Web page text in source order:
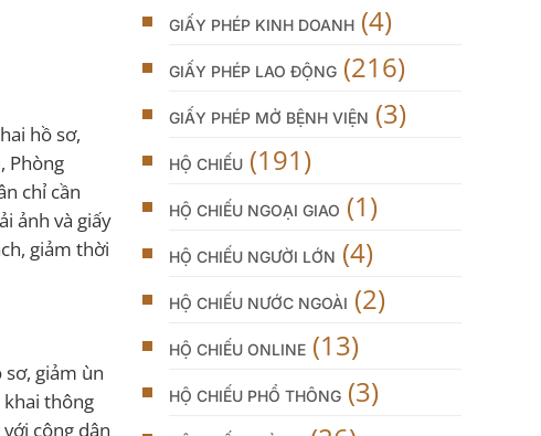
hồ sơ,
Phòng
chỉ cần
ảnh và giấy
giảm thời
giảm ùn
thông
công dân
GIẤY PHÉP KINH DOANH (4)
GIẤY PHÉP LAO ĐỘNG (216)
GIẤY PHÉP MỞ BỆNH VIỆN (3)
HỘ CHIẾU (191)
HỘ CHIẾU NGOẠI GIAO (1)
HỘ CHIẾU NGƯỜI LỚN (4)
HỘ CHIẾU NƯỚC NGOÀI (2)
HỘ CHIẾU ONLINE (13)
HỘ CHIẾU PHỔ THÔNG (3)